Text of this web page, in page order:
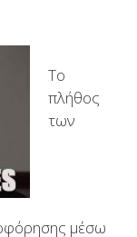
Το
πλήθος
των
μέσω